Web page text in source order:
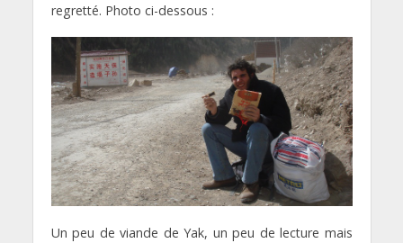
regretté. Photo ci-dessous :
Un peu de viande de Yak, un peu de lecture mais